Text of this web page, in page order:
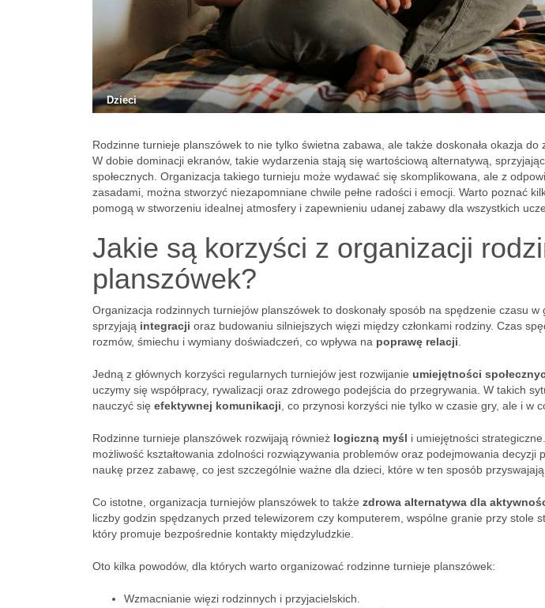
Dzieci
Rodzinne turnieje planszówek to nie tylko świetna zabawa, ale także doskonała okazja do
W dobie dominacji ekranów, takie wydarzenia stają się wartościową alternatywą,
społecznych. Organizacja takiego turnieju może wydawać się skomplikowana, ale z
zasadami, można stworzyć niezapomniane chwile pełne radości i emocji. Warto poznać
pomogą w stworzeniu idealnej atmosfery i zapewnieniu udanej zabawy dla wszystkich
Jakie są korzyści z organizacji
planszówek?
Organizacja rodzinnych turniejów planszówek to doskonały sposób na spędzenie czasu
sprzyjają integracji oraz budowaniu silniejszych więzi między członkami rodziny. Czas
rozmów, śmiechu i wymiany doświadczeń, co wpływa na poprawę relacji
Jedną z głównych korzyści regularnych turniejów jest rozwijanie umiejętności
uczymy się współpracy, rywalizacji oraz zdrowego podejścia do przegrywania. W takich
nauczyć się efektywnej komunikacji , co przynosi korzyści nie tylko w czasie gry, ale i w
Rodzinne turnieje planszówek rozwijają również logiczną myśl i umiejętności
możliwość kształtowania zdolności rozwiązywania problemów oraz podejmowania decyzji
naukę przez zabawę, co jest szczególnie ważne dla dzieci, które w ten sposób
Co istotne, organizacja turniejów planszówek to także zdrowa alternatywa dla
liczby godzin spędzanych przed telewizorem czy komputerem, wspólne granie przy stole
który promuje bezpośrednie kontakty międzyludzkie.
Oto kilka powodów, dla których warto organizować rodzinne turnieje planszówek:
Wzmacnianie więzi rodzinnych i przyjacielskich.